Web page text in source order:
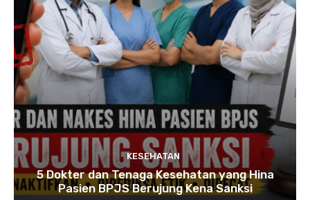
KESEHATAN
5 Dokter dan Tenaga Kesehatan yang Hina
Pasien BPJS Berujung Kena Sanksi